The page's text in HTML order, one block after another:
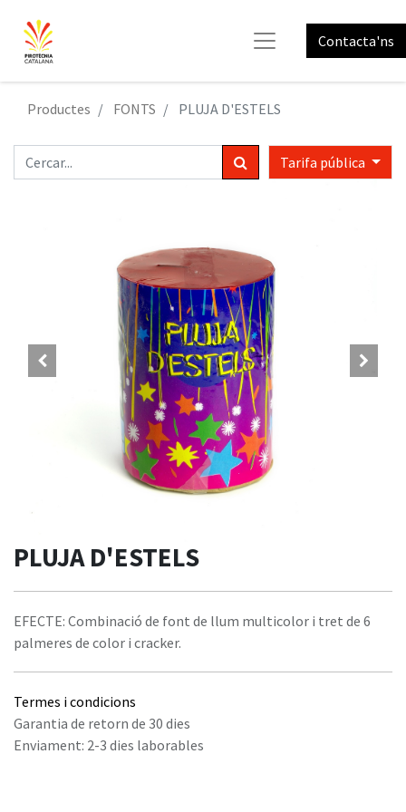
Contacta'ns
Productes FONTS PLUJA D'ESTELS
Tarifa pública
PLUJA D'ESTELS
EFECTE: Combinació de font de llum multicolor i tret de 6
palmeres de color i cracker.
Termes i condicions
Garantia de retorn de 30 dies
Enviament: 2-3 dies laborables